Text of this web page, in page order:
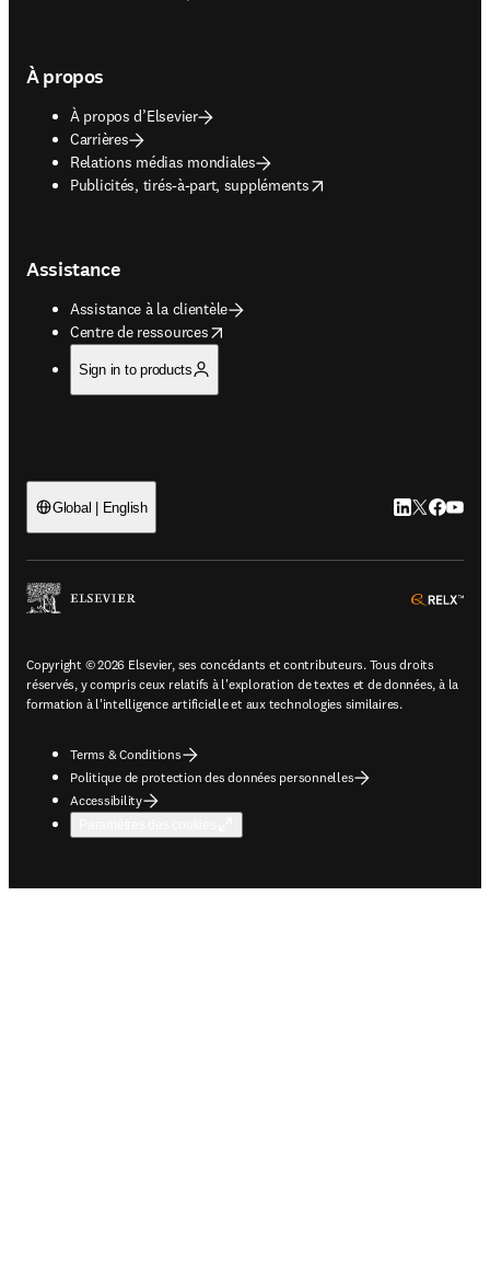
À propos
À propos d’Elsevier
Carrières
Relations médias mondiales
Publicités, tirés-à-part, suppléments
opens in new tab/window
Assistance
Assistance à la clientèle
Centre de ressources
opens in new tab/window
Sign in to products
Global | English LinkedIn
Twitter
Copyright © 2026 Elsevier, ses concédants et contributeurs. Tous droits
réservés, y compris ceux relatifs à l'exploration de textes et de données, à la
formation à l'intelligence artificielle et aux technologies similaires.
Terms & Conditions
Politique de protection des données personnelles
Accessibility